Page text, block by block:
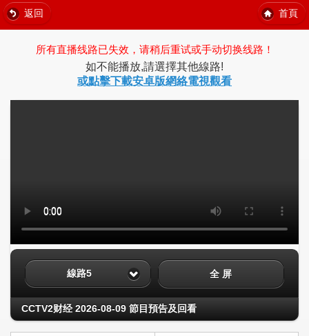
返回 首頁
所有直播线路已失效，请稍后重试或手动切换线路！
如不能播放,請選擇其他線路!
或點擊下載安卓版網絡電視觀看
線路5 全 屏
CCTV2财经 2026-08-09 節目預告及回看